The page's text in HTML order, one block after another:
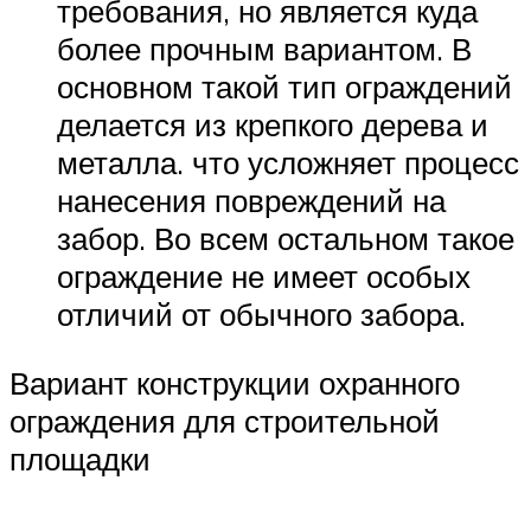
требования, но является куда
более прочным вариантом. В
основном такой тип ограждений
делается из крепкого дерева и
металла. что усложняет процесс
нанесения повреждений на
забор. Во всем остальном такое
ограждение не имеет особых
отличий от обычного забора.
Вариант конструкции охранного
ограждения для строительной
площадки